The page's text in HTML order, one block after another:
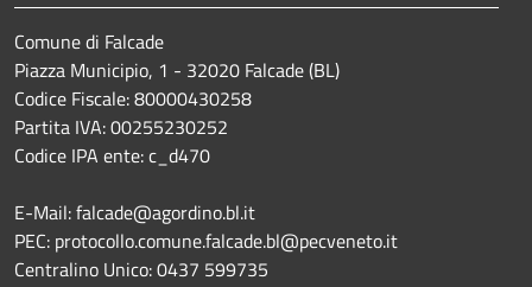
Comune di Falcade
Piazza Municipio, 1 - 32020 Falcade (BL)
Codice Fiscale: 80000430258
Partita IVA: 00255230252
Codice IPA ente: c_d470
E-Mail: falcade@agordino.bl.it
PEC: protocollo.comune.falcade.bl@pecveneto.it
Centralino Unico: 0437 599735